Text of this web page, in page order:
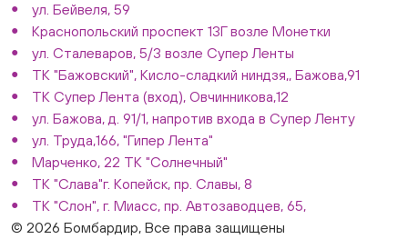
ул. Бейвеля, 59
Краснопольский проспект 13Г возле Монетки
ул. Сталеваров, 5/3 возле Супер Ленты
ТК "Бажовский", Кисло-сладкий ниндзя,, Бажова,91
ТК Супер Лента (вход), Овчинникова,12
ул. Бажова, д. 91/1, напротив входа в Супер Ленту
ул. Труда,166, "Гипер Лента"
Марченко, 22 ТК "Солнечный"
ТК "Слава"г. Копейск, пр. Славы, 8
ТК "Слон", г. Миасс, пр. Автозаводцев, 65,
© 2026 Бомбардир, Все права защищены